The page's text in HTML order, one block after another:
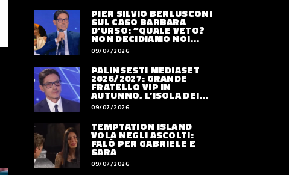
PIER SILVIO BERLUSCONI
SUL CASO BARBARA
D’URSO: “QUALE VETO?
NON DECIDIAMO NOI
DOVE LAVORERÀ”
09/07/2026
PALINSESTI MEDIASET
2026/2027: GRANDE
FRATELLO VIP IN
AUTUNNO, L’ISOLA DEI
FAMOSI SLITTA AL 2027
09/07/2026
TEMPTATION ISLAND
VOLA NEGLI ASCOLTI:
FALÒ PER GABRIELE E
SARA
09/07/2026